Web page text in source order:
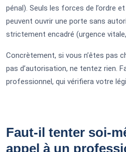
pénal). Seuls les forces de l’ordre
peuvent ouvrir une porte sans
strictement encadré (urgence
Concrètement, si vous n’êtes pas
pas d’autorisation, ne tentez rien.
professionnel, qui vérifiera votre
Faut-il tenter soi-
appel à un